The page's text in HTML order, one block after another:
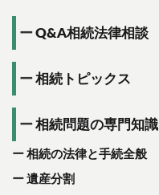
Q&A相続法律相談
相続トピックス
相続問題の専門知識
相続の法律と手続全般
遺産分割